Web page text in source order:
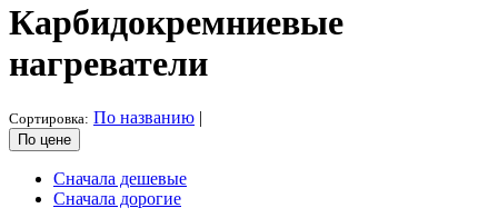
Карбидокремниевые
нагреватели
Сортировка: По названию |
По цене
Сначала дешевые
Сначала дорогие